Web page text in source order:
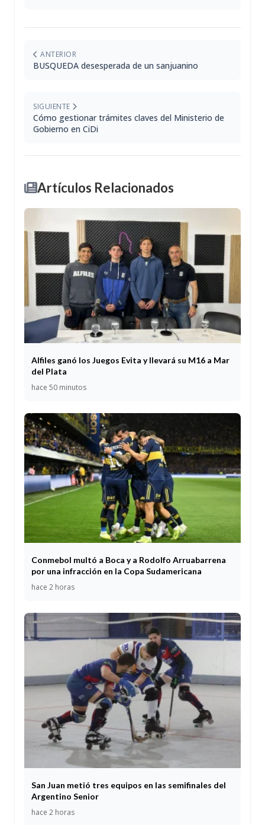
ANTERIOR
BUSQUEDA desesperada de un sanjuanino
SIGUIENTE
Cómo gestionar trámites claves del Ministerio de
Gobierno en CiDi
Artículos Relacionados
Alfiles ganó los Juegos Evita y llevará su M16 a Mar
del Plata
hace 50 minutos
Conmebol multó a Boca y a Rodolfo Arruabarrena
por una infracción en la Copa Sudamericana
hace 2 horas
San Juan metió tres equipos en las semifinales del
Argentino Senior
hace 2 horas